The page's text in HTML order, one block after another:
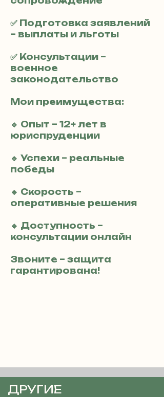
✅ Подготовка заявлений
– выплаты и льготы
✅ Консультации –
военное
законодательство
Мои преимущества:
🔹 Опыт – 12+ лет в
юриспруденции
🔹 Успехи – реальные
победы
🔹 Скорость –
оперативные решения
🔹 Доступность –
консультации онлайн
Звоните – защита
гарантирована!
ДРУГИЕ